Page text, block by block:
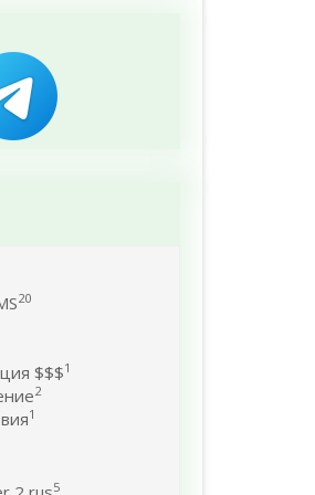
20
$$$1
2
1
5